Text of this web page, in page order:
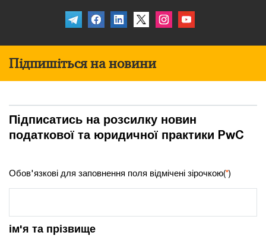
Підпишіться на новини
Підписатись на розсилку новин
податкової та юридичної практики PwC
Обов'язкові для заповнення поля відмічені зірочкою(*)
ім'я та прізвище